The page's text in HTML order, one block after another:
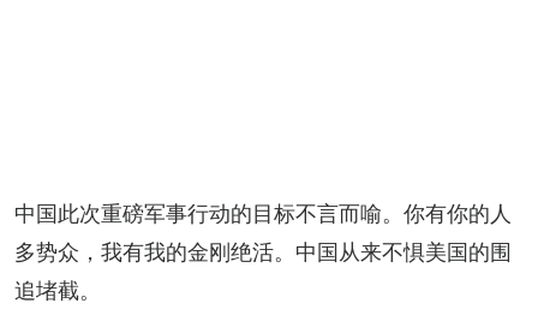
中国此次重磅军事行动的目标不言而喻。你有你的人
多势众，我有我的金刚绝活。中国从来不惧美国的围
追堵截。